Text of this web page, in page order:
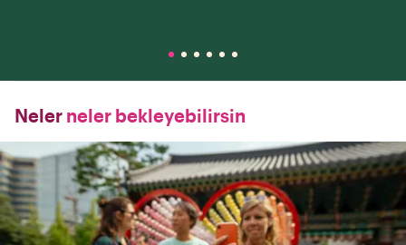
Neler neler bekleyebilirsin